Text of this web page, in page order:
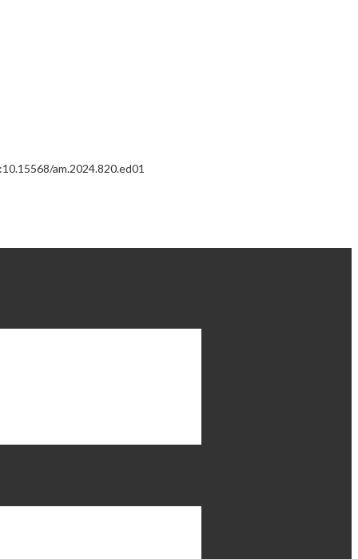
am.2024.820.ed01